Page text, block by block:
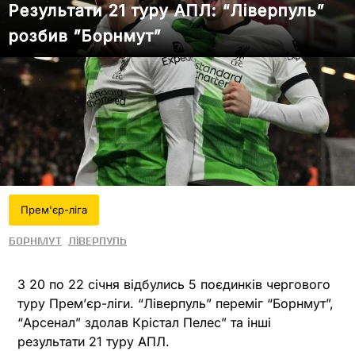
Результати 21 туру АПЛ: “Ліверпуль”
розбив ”Борнмут”
Прем'єр-ліга
Борнмут Ліверпуль
З 20 по 22 січня відбулись 5 поєдинків чергового
туру Прем’єр-ліги. “Ліверпуль” переміг “Борнмут”,
“Арсенал” здолав Крістал Пелес” та інші
результати 21 туру АПЛ.